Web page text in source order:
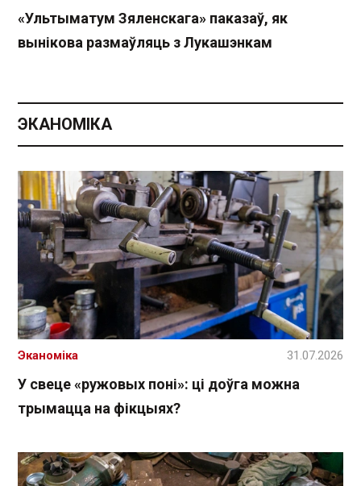
«Ультыматум Зяленскага» паказаў, як
вынікова размаўляць з Лукашэнкам
ЭКАНОМІКА
У свеце «ружовых поні»: ці доўга можна
трымацца на фікцыях?
Эканоміка 31.07.2026